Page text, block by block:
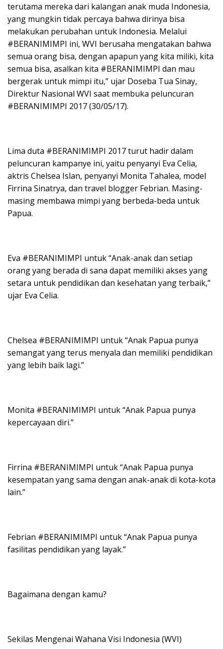
terutama mereka dari kalangan anak muda Indonesia,
yang mungkin tidak percaya bahwa dirinya bisa
melakukan perubahan untuk Indonesia. Melalui
#BERANIMIMPI ini, WVI berusaha mengatakan bahwa
semua orang bisa, dengan apapun yang kita miliki, kita
semua bisa, asalkan kita #BERANIMIMPI dan mau
bergerak untuk mimpi itu,” ujar Doseba Tua Sinay,
Direktur Nasional WVI saat membuka peluncuran
#BERANIMIMPI 2017 (30/05/17).
Lima duta #BERANIMIMPI 2017 turut hadir dalam
peluncuran kampanye ini, yaitu penyanyi Eva Celia,
aktris Chelsea Islan, penyanyi Monita Tahalea, model
Firrina Sinatrya, dan travel blogger Febrian. Masing-
masing membawa mimpi yang berbeda-beda untuk
Papua.
Eva #BERANIMIMPI untuk “Anak-anak dan setiap
orang yang berada di sana dapat memiliki akses yang
setara untuk pendidikan dan kesehatan yang terbaik,”
ujar Eva Celia.
Chelsea #BERANIMIMPI untuk “Anak Papua punya
semangat yang terus menyala dan memiliki pendidikan
yang lebih baik lagi.”
Monita #BERANIMIMPI untuk “Anak Papua punya
kepercayaan diri.”
Firrina #BERANIMIMPI untuk “Anak Papua punya
kesempatan yang sama dengan anak-anak di kota-kota
lain.”
Febrian #BERANIMIMPI untuk “Anak Papua punya
fasilitas pendidikan yang layak.”
Bagaimana dengan kamu?
Sekilas Mengenai Wahana Visi Indonesia (WVI)